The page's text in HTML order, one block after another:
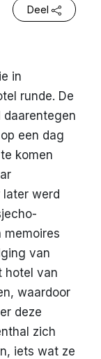
Deel
in
runde. De
daarentegen
een dag
komen
werd
memoires
van
hotel van
waardoor
deze
zich
iets wat ze